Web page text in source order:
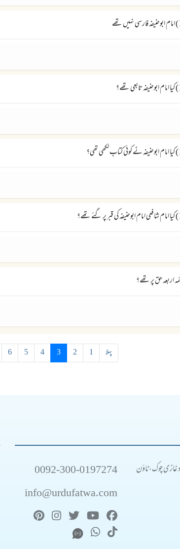
پہلا 1
2
3
4
5
6
غازی چوک، ٹاؤن
0092-300-0197274
info@urdufatwa.com